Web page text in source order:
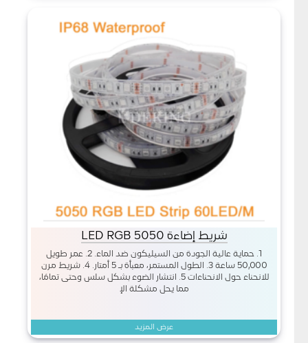
شريط إضاءة LED RGB 5050
1. حماية عالية الجودة من السيليكون ضد الماء. 2. عمر طويل
50,000 ساعة 3. الطول المستمر، معبأة بـ 5 أمتار. 4. شريط مرن
للانحناء حول الانحناءات 5. انتشار الضوء بشكل سلس وحتى تمامًا،
مما يحل مشكلة الإ
عرض المزيد